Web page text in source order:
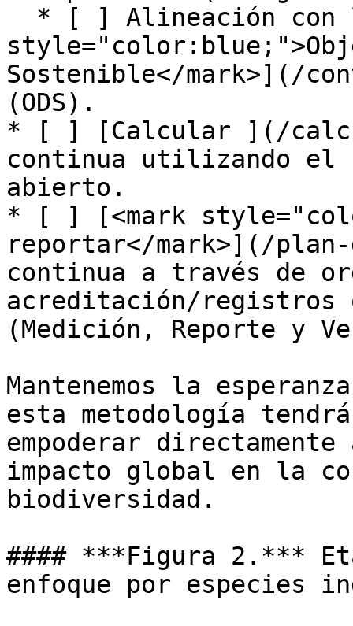
Sostenible</mark>](/
(ODS).
* [ ] [Calcular ](/
continua utilizando el
abierto.
* [ ] [<mark
reportar</mark>](/plan-
continua a través de
acreditación/registros o
(Medición, Reporte y
Mantenemos la
esta metodología
empoderar
impacto global en la
biodiversidad.
#### ***Figura 2.***
enfoque por especies